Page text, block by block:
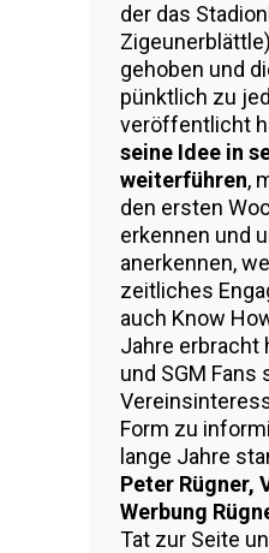
der das
gehoben und
pünktlich zu
veröffentlicht
seine Idee in
weiterführen,
den ersten
erkennen und
anerkennen,
zeitliches
auch Know
Jahre erbracht
und SGM Fans
Form zu
lange Jahre
Peter Rügner,
Werbung
Tat zur Seite